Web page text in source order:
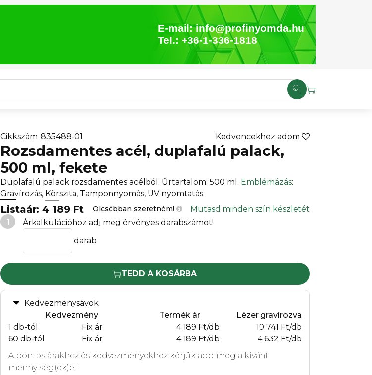
E-mail:info@profinyomda.hu
Tel.: +36-1-336-1818
Cikkszám: 835488-01 Kedvencekhez adom
Rozsdamentes acél, duplafalú palack,
500 ml, fekete
Duplafalú palack rozsdamentes acélból. Űrtartalom: 500 ml. Emblémázás:
Gravírozás, Körszita, Tamponnyomás, UV nyomtatás
Listaár: 4 189 Ft Olcsóbban szeretném!
Mutasd minden szín készletét
1
Árkalkulációhoz adj meg érvényes darabszámot!
darab
TEDD A KOSÁRBA
Kedvezménysávok
Kedvezmény
Termék ár
Lézer gravírozva
1 db-tól
Fix ár 4 189 Ft/db
10 741 Ft/db
60 db-tól
Fix ár 4 189 Ft/db
4 632 Ft/db
A pontos árakhoz és kedvezményekhez kérjük add meg a kívánt
mennyiség(ek)et!